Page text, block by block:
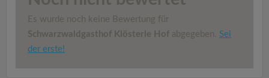
Es wurde noch keine Bewertung für
Schwarzwaldgasthof Klösterle Hof abgegeben. Sei
der erste!